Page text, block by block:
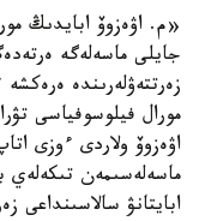
«م. اۋەزوۆ ابايدىڭ
جايلى ماسەلەگە
زەرتتەۋلەرىندە
مورال فيلوسوفياسى
اۋەزوۆ ولاردى ءوزى
ماسەلەسىمەن تىكەلەي
ابايتانۋ سالاسىنداعى